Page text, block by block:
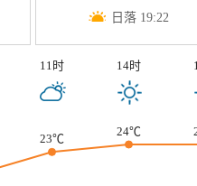
日落 19:22
11时 14时
23℃
24℃